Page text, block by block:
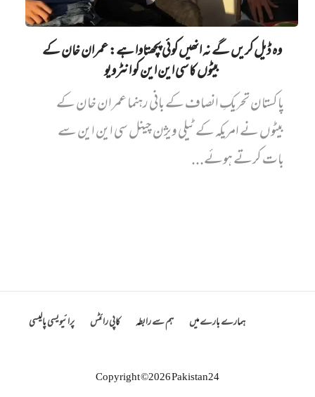
وہ ڈیل کریں گے نہ انھیں کوئی پچھتاوا ہے: عمران خان کے
بیٹوں کا سی این این کو انٹرویو
پاکستان تحریکِ انصاف کے بانی رہنما عمران خان کے
بیٹوں نے امریکہ کے ٹیلی ویژن چینل سی این این سے
بات کرتے ہوئے...
ہمارے بارے میں ہم سے رابطہ کاپی رائٹس پرائیویسی پالیسی
Copyright ©2026 Pakistan24